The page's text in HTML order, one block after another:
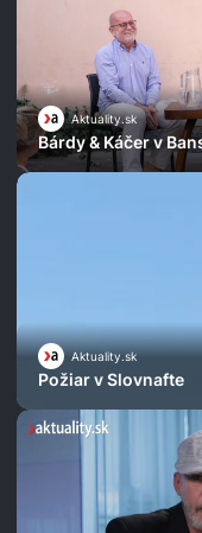
Aktuality.sk
Bárdy & Káčer v
Aktuality.sk
Požiar v Slovnafte